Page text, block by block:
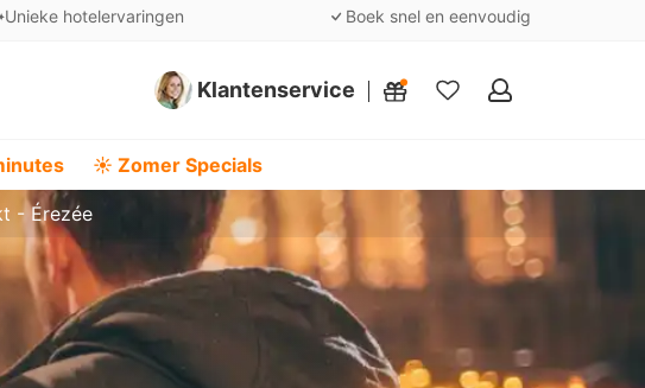
Unieke hotelervaringen Boek snel en eenvoudig
Klantenservice
Mijn
☀️ Zomer Specials
- Érezée